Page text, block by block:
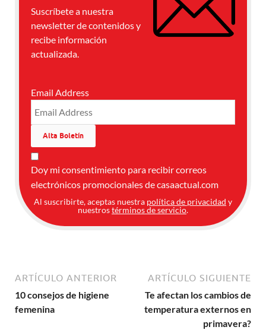
Suscríbete a nuestra
newsletter de contenidos y
recibe información
actualizada.
Email Address
Doy mi consentimiento para recibir correos
electrónicos promocionales de casaactual.com
Al suscribirte, aceptas nuestra política de privacidad y
nuestrostérminos de servicio.
ARTÍCULO ANTERIOR
10 consejos de higiene
femenina
ARTÍCULO SIGUIENTE
Te afectan los cambios de
temperatura externos en
primavera?